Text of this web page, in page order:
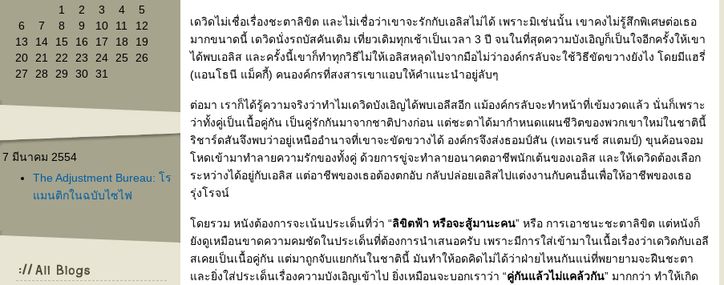
1
2 3 4
5
6
7 8 9 10 11
12
13
14 15 16 17 18
19
20
21 22 23 24 25
26
27
28 29 30 31
7 มีนาคม 2554
The Adjustment Bureau: โร
มนติกในฉบับไซไฟ
เดวิดไม่เชื่อเรื่องชะตาลิขิต และไม่เชื่อว่าเขาจะรักกับเอลิสไม่ได้ เพราะมิเช่นนั้น เขาคงไม่รู้สึกพิเศษต่อเธอ
มากขนาดนี้ เดวิดนั่งรถบัสคันเดิม เที่ยวเดิมทุกเช้าเป็นเวลา 3 ปี จนในที่สุดความบังเอิญก็เป็นใจอีกครั้งให้เขา
ได้พบเอลิส และครั้งนี้เขาก็ทำทุกวิธีไม่ให้เอลิสหลุดไปจากมือไม่ว่าองค์กรลับจะใช้วิธีขัดขวางยังไง โดยมีแฮรี่
(แอนโธนี แม็คกี้) คนองค์กรที่สงสารเขาแอบให้คำแนะนำอยู่ลับๆ
ต่อมา เราก็ได้รู้ความจริงว่าทำไมเดวิดบังเอิญได้พบเอลีสอีก แม้องค์กรลับจะทำหน้าที่เข้มงวดแล้ว นั่นก็เพราะ
ว่าทั้งคู่เป็นเนื้อคู่กัน เป็นคู่รักกันมาจากชาติปางก่อน แต่ชะตาได้มากำหนดแผนชีวิตของพวกเขาใหม่ในชาตินี้
ริชาร์ดสันจึงพบว่าอยู่เหนืออำนาจที่เขาจะขัดขวางได้ องค์กรจึงส่งธอมป์สัน (เทอเรนซ์ สแตมป์) ขุนค้อนจอม
หดเข้ามาทำลายความรักของทั้งคู่ ด้วยการขู่จะทำลายอนาคตอาชีพนักเต้นของเอลิส และให้เดวิดต้องเลือก
ระหว่างได้อยู่กับเอลิส แต่อาชีพของเธอต้องตกอับ กลับปล่อยเอลิสไปแต่งงานกับคนอื่นเพื่อให้อาชีพของเธอ
รุ่งโรจน์
ดยรวม หนังต้องการจะเน้นประเด็นที่ว่า “ลิขิตฟ้า หรือจะสู้มานะคน” หรือ การเอาชนะชะตาลิขิต แต่หนังก็
ังดูเหมือนขาดความคมชัดในประเด็นที่ต้องการนำเสนอครับ เพราะมีการใส่เข้ามาในเนื้อเรื่องว่าเดวิดกับเอลี
สเคยเป็นเนื้อคู่กัน แต่มาถูกจับแยกกันในชาตินี้ มันทำให้อดคิดไม่ได้ว่าฝ่ายไหนกันแน่ที่พยายามจะฝืนชะตา
ละยิ่งใส่ประเด็นเรื่องความบังเอิญเข้าไป ยิ่งเหมือนจะบอกเราว่า “คู่กันแล้วไม่แคล้วกัน” มากกว่า ทำให้เกิด